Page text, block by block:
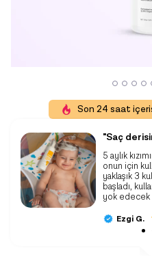
Son 24 saat
"Saç
5 aylık
onun için
yaklaşık 3
başladı,
yok
Ezgi G.